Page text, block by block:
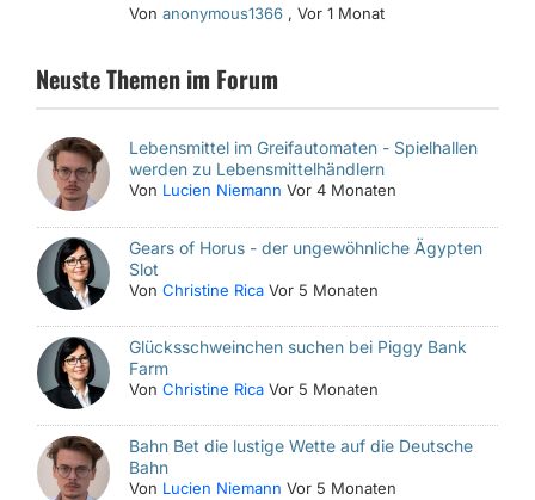
Vonanonymous1366 ,Vor 1 Monat
Neuste Themen im Forum
Lebensmittel im Greifautomaten - Spielhallen
werden zu Lebensmittelhändlern
Von Lucien Niemann Vor 4 Monaten
Gears of Horus - der ungewöhnliche Ägypten
Slot
VonChristine Rica Vor 5 Monaten
Glücksschweinchen suchen bei Piggy Bank
Farm
VonChristine Rica Vor 5 Monaten
Bahn Bet die lustige Wette auf die Deutsche
Bahn
Von Lucien Niemann Vor 5 Monaten